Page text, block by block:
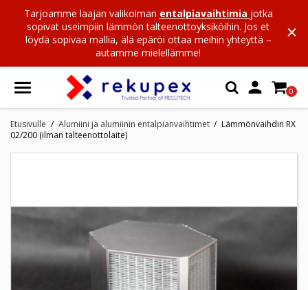
Tarjoamme laajan valikoiman entalpiavaihtimia jotka
sopivat useimpiin lämmön talteenottoyksiköihin. Jos et
löydä sopivaa mallia, älä epäröi ottaa meihin yhteyttä –
autamme mielellämme!
 0
Etusivulle Alumiini ja alumiinin entalpianvaihtimet
Lämmönvaihdin RX
02/200 (ilman talteenottolaite)